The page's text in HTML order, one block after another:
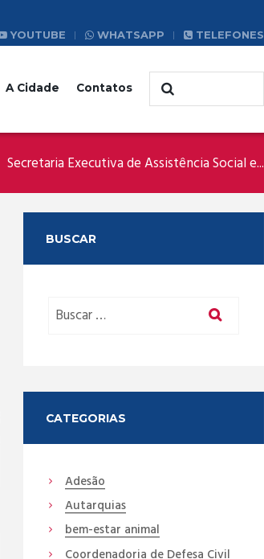
YOUTUBE WHATSAPP TELEFONES
A Cidade Contatos
Secretaria Executiva de Assistência Social e...
BUSCAR
CATEGORIAS
Adesão
Autarquias
bem-estar animal
Coordenadoria de Defesa Civil